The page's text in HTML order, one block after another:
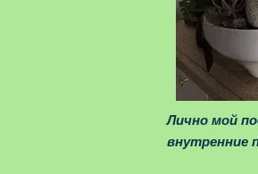
верою
Бывало
и
Лично мой
внутренние